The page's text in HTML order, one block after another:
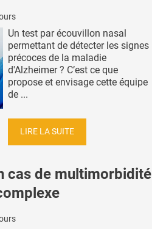
Un test par écouvillon nasal
permettant de détecter les signes
précoces de la maladie
d'Alzheimer ? C’est ce que
propose et envisage cette équipe
de ...
LIRE LA SUITE
cas de multimorbidité